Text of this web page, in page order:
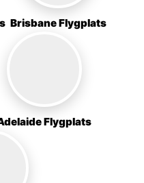
Brisbane Flygplats
Flygplats